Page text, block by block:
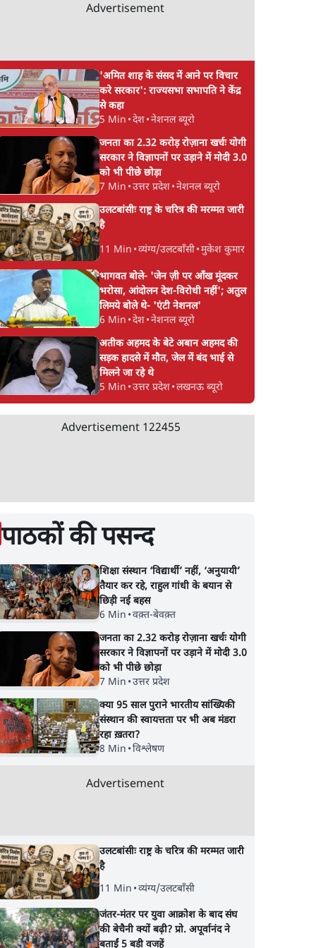
Advertisement
'अमित शाह के संसद में आने पर विचार
करे सरकार': राज्यसभा सभापति ने केंद्र
से कहा
5 Min •देश•नेशनल ब्यूरो
जनता का 2.32 करोड़ रोज़ाना खर्चः योगी
सरकार ने विज्ञापनों पर उड़ाने में मोदी 3.0
को भी पीछे छोड़ा
7 Min •उत्तर प्रदेश•नेशनल ब्यूरो
उलटबांसीः राष्ट्र के चरित्र की मरम्मत जारी
है
11 Min •व्यंग्य/उलटबाँसी•मुकेश कुमार
भागवत बोले- 'जेन ज़ी पर आँख मूंदकर
भरोसा, आंदोलन देश-विरोधी नहीं'; अतुल
लिमये बोले थे- 'एंटी नेशनल'
6 Min •देश•नेशनल ब्यूरो
अतीक अहमद के बेटे अबान अहमद की
सड़क हादसे में मौत, जेल में बंद भाई से
मिलने जा रहे थे
5 Min •उत्तर प्रदेश•लखनऊ ब्यूरो
Advertisement 122455
पाठकों की पसन्द
शिक्षा संस्थान ‘विद्यार्थी’ नहीं, ‘अनुयायी’
तैयार कर रहे, राहुल गांधी के बयान से
छिड़ी नई बहस
6 Min •वक़्त-बेवक़्त
जनता का 2.32 करोड़ रोज़ाना खर्चः योगी
सरकार ने विज्ञापनों पर उड़ाने में मोदी 3.0
को भी पीछे छोड़ा
7 Min •उत्तर प्रदेश
क्या 95 साल पुराने भारतीय सांख्यिकी
संस्थान की स्वायत्तता पर भी अब मंडरा
रहा ख़तरा?
8 Min •विश्लेषण
Advertisement
उलटबांसीः राष्ट्र के चरित्र की मरम्मत जारी
है
11 Min •व्यंग्य/उलटबाँसी
जंतर-मंतर पर युवा आक्रोश के बाद संघ
की बेचैनी क्यों बढ़ी? प्रो. अपूर्वानंद ने
बताईं 5 बड़ी वजहें